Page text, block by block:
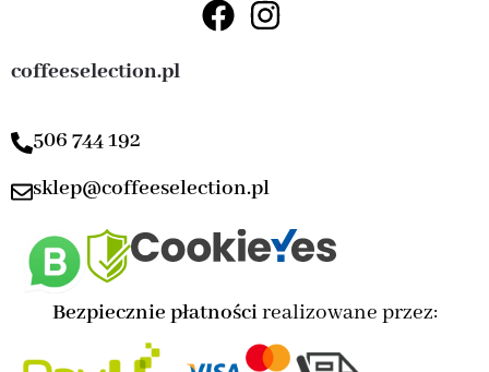
coffeeselection.pl
506 744 192
sklep@coffeeselection.pl
Bezpiecznie płatnościrealizowane przez: